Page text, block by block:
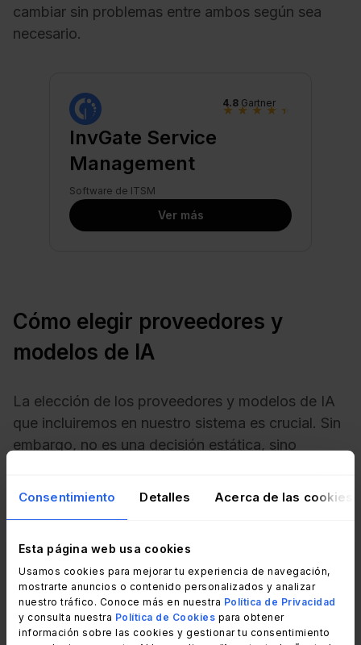
Consentimiento Detalles Acerca de las cookies
Esta página web usa cookies
Usamos cookies para mejorar tu experiencia de navegación,
mostrarte anuncios o contenido personalizados y analizar
nuestro tráfico. Conoce más en nuestra Política de Privacidad
y consulta nuestra Política de Cookies para obtener
información sobre las cookies y gestionar tu consentimiento
cambiar sin problemas entre ambos según sea
necesario.
InvGate Service
Management
Software de ITSM
4.8 Gartner
★ ★ ★ ★ ★
Ver más
Cómo elegir proveedores y
modelos de IA
La elección de los proveedores y modelos de IA
que incluiremos en nuestro sistema es crucial. Sin
embargo, no es una decisión estática, sino
constantemente a medida que evoluciona el
referencia de evaluación
Se trata de un estándar con el que se comparan y
evalúan los modelos de IA. Por ejemplo, si
estamos probando sistemas diseñados para